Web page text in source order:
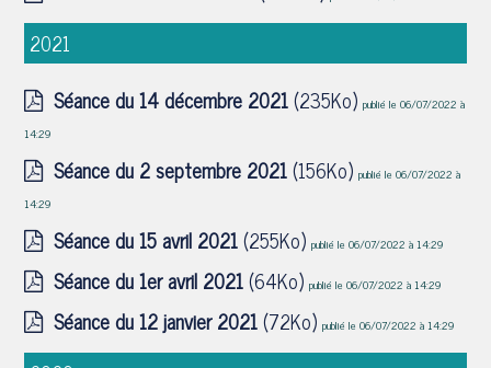
2021
Séance du 14 décembre 2021(235Ko)publié le 06/07/2022 à
14:29
Séance du 2 septembre 2021(156Ko)publié le 06/07/2022 à
14:29
Séance du 15 avril 2021(255Ko)publié le 06/07/2022 à 14:29
Séance du 1er avril 2021(64Ko)publié le 06/07/2022 à 14:29
Séance du 12 janvier 2021(72Ko)publié le 06/07/2022 à 14:29